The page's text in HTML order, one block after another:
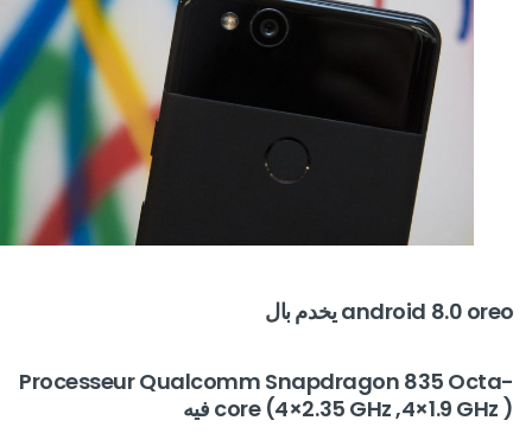
android 8.0 oreo يخدم بال
Processeur Qualcomm Snapdragon 835 Octa-
core (4×2.35 GHz ,4×1.9 GHz ) فيه